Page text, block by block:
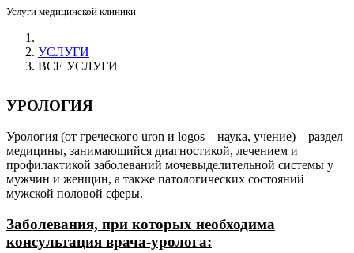
Услуги медицинской клиники
УСЛУГИ
ВСЕ УСЛУГИ
УРОЛОГИЯ
Урология (от греческого uron и logos – наука, учение) – раздел
медицины, занимающийся диагностикой, лечением и
профилактикой заболеваний мочевыделительной системы у
мужчин и женщин, а также патологических состояний
мужской половой сферы.
Заболевания, при которых необходима
консультация врача-уролога: